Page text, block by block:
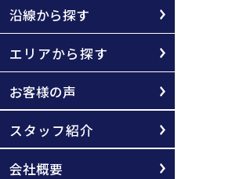
沿線から探す
エリアから探す
お客様の声
スタッフ紹介
会社概要